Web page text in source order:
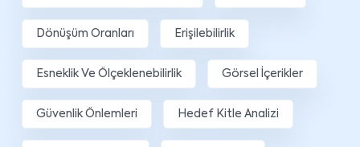
Dönüşüm Oranları Erişilebilirlik
Esneklik Ve Ölçeklenebilirlik Görsel İçerikler
Güvenlik Önlemleri Hedef Kitle Analizi